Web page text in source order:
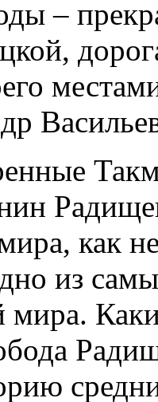
–
как
из
мира.